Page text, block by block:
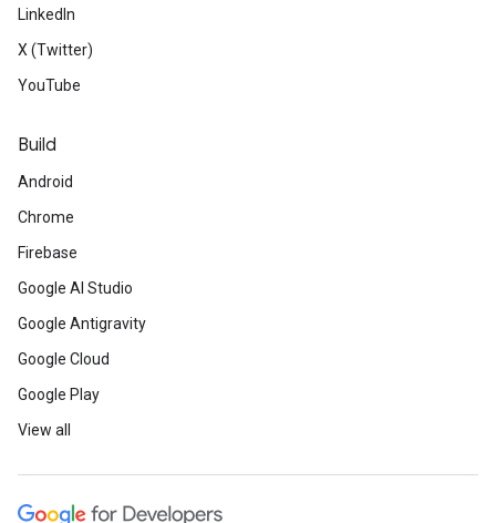
LinkedIn
X (Twitter)
YouTube
Build
Android
Chrome
Firebase
Google AI Studio
Google Antigravity
Google Cloud
Google Play
View all